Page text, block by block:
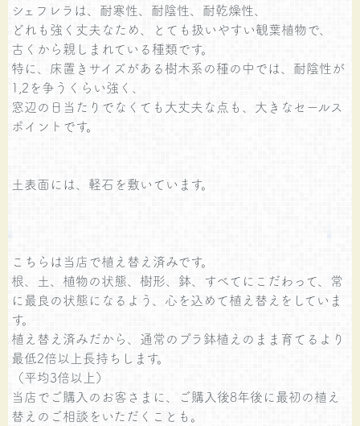
シェフレラは、耐寒性、耐陰性、耐乾燥性、
どれも強く丈夫なため、とても扱いやすい観葉植物で、
古くから親しまれている種類です。
特に、床置きサイズがある樹木系の種の中では、耐陰性が
1,2を争うくらい強く、
窓辺の日当たりでなくても大丈夫な点も、大きなセールス
ポイントです。
土表面には、軽石を敷いています。
こちらは当店で植え替え済みです。
根、土、植物の状態、樹形、鉢、すべてにこだわって、常
に最良の状態になるよう、心を込めて植え替えをしていま
す。
植え替え済みだから、通常のプラ鉢植えのまま育てるより
最低2倍以上長持ちします。
（平均3倍以上）
当店でご購入のお客さまに、ご購入後8年後に最初の植え
替えのご相談をいただくことも。